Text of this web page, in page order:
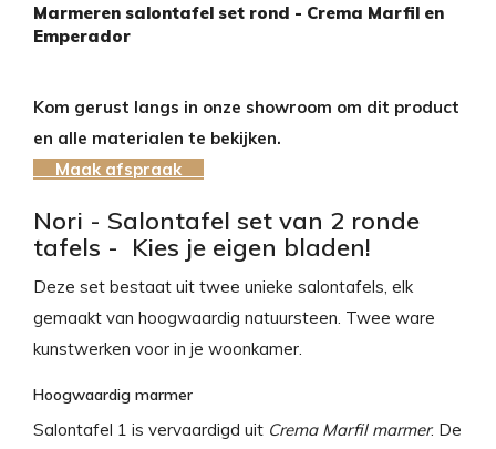
Marmeren salontafel set rond - Crema Marfil en
Emperador
Kom gerust langs in onze showroom om dit product
en alle materialen te bekijken.
Maak afspraak
Nori - Salontafel set van 2 ronde
tafels - Kies je eigen bladen!
Deze set bestaat uit twee unieke salontafels, elk
gemaakt van hoogwaardig natuursteen. Twee ware
kunstwerken voor in je woonkamer.
Hoogwaardig marmer
Salontafel 1 is vervaardigd uit Crema Marfil marmer. De